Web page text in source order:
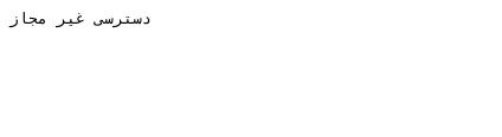
دسترسی غیر مجاز